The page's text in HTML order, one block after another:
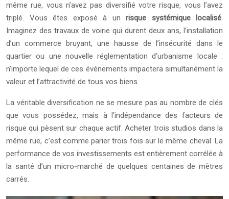
même rue, vous n’avez pas diversifié votre risque, vous l’avez
triplé. Vous êtes exposé à un risque systémique localisé.
Imaginez des travaux de voirie qui durent deux ans, l’installation
d’un commerce bruyant, une hausse de l’insécurité dans le
quartier ou une nouvelle réglementation d’urbanisme locale :
n’importe lequel de ces événements impactera simultanément la
valeur et l’attractivité de tous vos biens.
La véritable diversification ne se mesure pas au nombre de clés
que vous possédez, mais à l’indépendance des facteurs de
risque qui pèsent sur chaque actif. Acheter trois studios dans la
même rue, c’est comme parier trois fois sur le même cheval. La
performance de vos investissements est entièrement corrélée à
la santé d’un micro-marché de quelques centaines de mètres
carrés.